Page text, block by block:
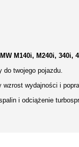
M140i, M240i, 340i,
do twojego pojazdu.
wzrost wydajności i
i odciążenie